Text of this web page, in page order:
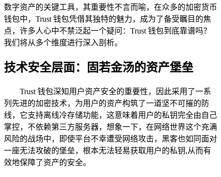
数字资产的关键工具，其重要性不言而喻，在众多的加密货币
钱包中，Trust 钱包凭借其独特的魅力，成为了备受瞩目的焦
点，许多人心中不禁泛起一个疑问：Trust 钱包到底靠谱吗？
我们将从多个维度进行深入剖析。
技术安全层面：固若金汤的资产堡垒
Trust 钱包深知用户资产安全的重要性，因此采用了一系
列先进的加密技术，为用户的资产构筑了一道坚不可摧的防
线，它支持离线冷存储功能，这意味着用户的私钥完全由自己
掌控，不依赖第三方服务器，想象一下，在网络世界这个充满
风险的战场中，即使平台不幸遭受网络攻击，黑客也如同面对
一座无法攻破的堡垒，根本无法轻易获取用户的私钥,从而有
效地保障了资产的安全。